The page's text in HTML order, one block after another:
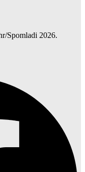
Spomladi 2026.